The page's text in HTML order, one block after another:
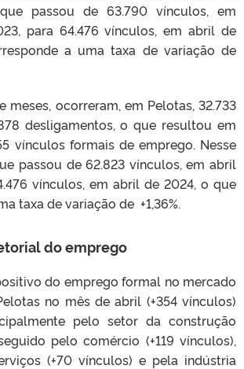
passou de 63.790 vínculos, em
para 64.476 vínculos, em abril de
a uma taxa de variação de
meses, ocorreram, em Pelotas, 32.733
desligamentos, o que resultou em
vínculos formais de emprego. Nesse
passou de 62.823 vínculos, em abril
vínculos, em abril de 2024, o que
taxa de variação de +1,36%.
do emprego
do emprego formal no mercado
no mês de abril (+354 vínculos)
pelo setor da construção
pelo comércio (+119 vínculos),
(+70 vínculos) e pela indústria